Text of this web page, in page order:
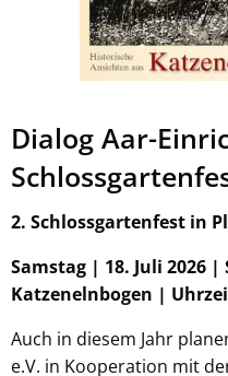
Dialog Aar-
2. Schlossgartenfest in
Samstag | 18. Juli 2026 |
Katzenelnbogen |
Auch in diesem Jahr
e.V. in Kooperation mit